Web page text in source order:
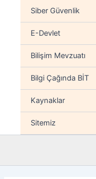
Siber Güvenlik
E-Devlet
Bilişim Mevzuatı
Bilgi Çağında BİT
Kaynaklar
Sitemiz